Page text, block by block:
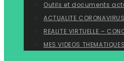
Outils et documents
ACTUALITE CORONAVIRUS
REALITE VIRTUELLE –
MES VIDEOS THEMATIQUES